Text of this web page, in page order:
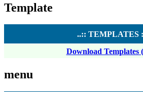
Template
..:: TEMPLATES
Download Templates
menu